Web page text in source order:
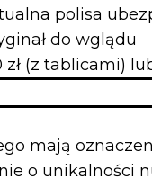
polisa
do wglądu
zł (z tablicami)
mają
o unikalności